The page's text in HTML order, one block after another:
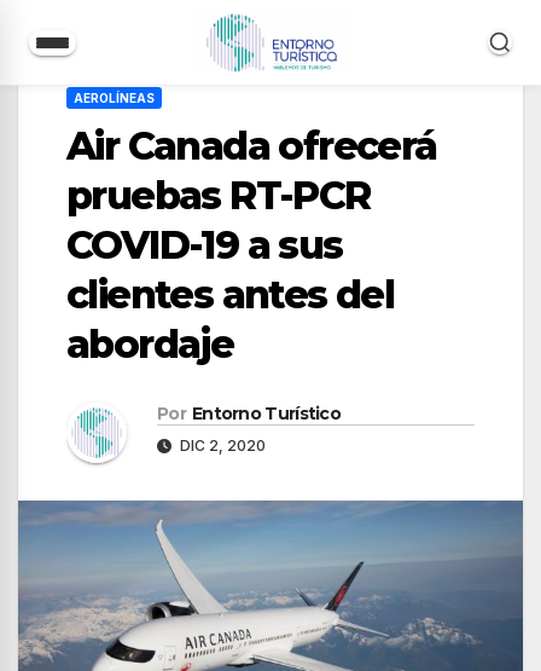
contenido
AEROLÍNEAS
Air Canada ofrecerá
pruebas RT-PCR
COVID-19 a sus
clientes antes del
abordaje
Por Entorno Turístico
DIC 2, 2020